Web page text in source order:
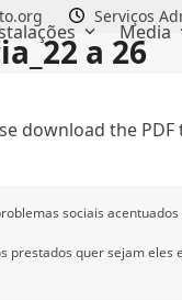
Serviços
Media
a 26
download the PDF
sociais
quer sejam eles